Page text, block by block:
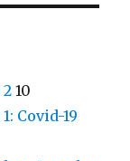
10
Covid-19